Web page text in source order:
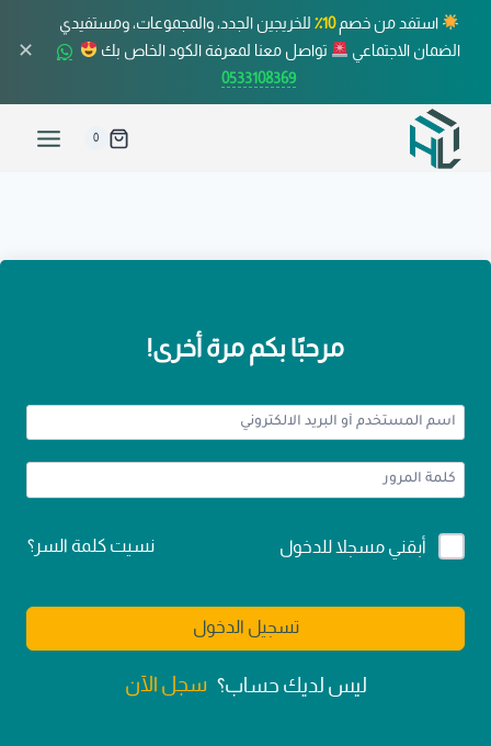
استفد من خصم10٪
للخريجين الجدد، والمجموعات، ومستفيدي
الضمان الاجتماعي
تواصل معنا لمعرفة الكود الخاص بك
0533108369
✕
0
مرحبًا بكم مرة أخرى!
Alternative:
أبقني مسجلا للدخول نسيت كلمة السر؟
تسجيل الدخول
ليس لديك حساب؟ سجل الآن